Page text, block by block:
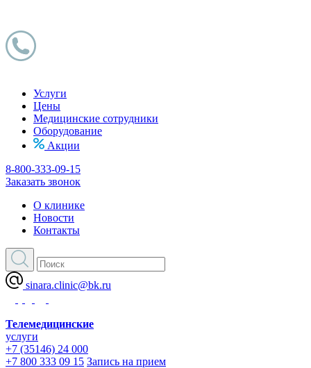
Услуги
Цены
Медицинские сотрудники
Оборудование
Акции
8-800-333-09-15
Заказать звонок
О клинике
Новости
Контакты
sinara.clinic@bk.ru
Телемедицинские
услуги
+7 (35146) 24 000
+7 800 333 09 15 Запись на прием